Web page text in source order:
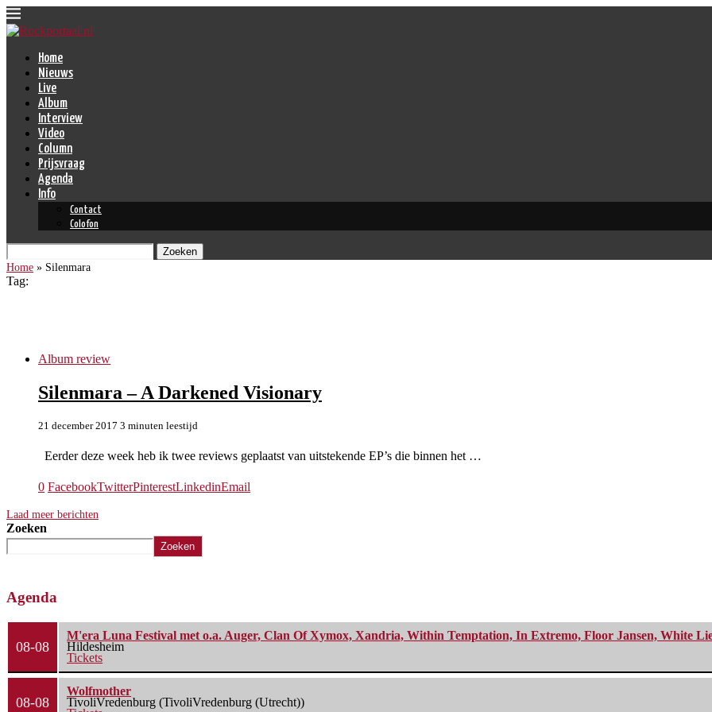
Home
Nieuws
Live
Album
Interview
Video
Column
Prijsvraag
Agenda
Info
Contact
Colofon
Zoeken
Home » Silenmara
Tag:
Album review
Silenmara – A Darkened Visionary
21 december 2017 3 minuten leestijd
Eerder deze week heb ik twee reviews geplaatst van uitstekende EP’s die binnen het …
0 FacebookTwitterPinterestLinkedinEmail
Laad meer berichten
Zoeken
Zoeken
Agenda
08-08
M'era Luna Festival met o.a. Auger, Clan Of Xymox, Xandria, Within Temptation, In Extremo, Floor Jansen, White
Hildesheim
Tickets
08-08
Wolfmother
TivoliVredenburg (TivoliVredenburg (Utrecht))